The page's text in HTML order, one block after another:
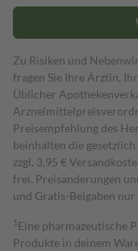
Zu Risiken und
fragen Sie Ihre Ärztin,
Üblicher
Preisempfehlung des
beinhalten die
zzgl. 3,95 €
frei. Preisänderungen
und Gratis-Beigaben
1 Eine pharmazeutische
Produkte in deinem